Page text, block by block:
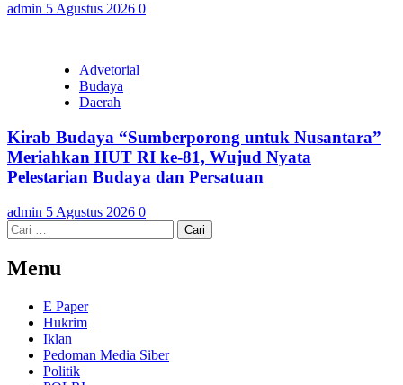
admin 5 Agustus 2026 0
Advetorial
Budaya
Daerah
Kirab Budaya “Sumberporong untuk Nusantara”
Meriahkan HUT RI ke-81, Wujud Nyata
Pelestarian Budaya dan Persatuan
admin 5 Agustus 2026 0
Cari
untuk:
Menu
E Paper
Hukrim
Iklan
Pedoman Media Siber
Politik